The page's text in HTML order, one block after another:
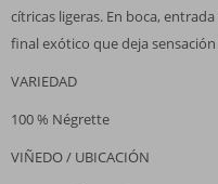
cítricas ligeras. En boca,
final exótico que deja
VARIEDAD
100 % Négrette
VIÑEDO / UBICACIÓN